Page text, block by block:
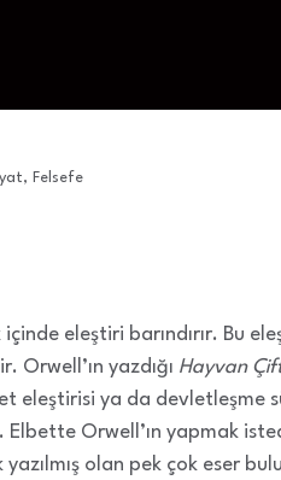
, Felsefe
eleştiri barındırır. Bu
Orwell’ın yazdığı Hayvan
eleştirisi ya da devletleşme
Orwell’ın yapmak
olan pek çok eser